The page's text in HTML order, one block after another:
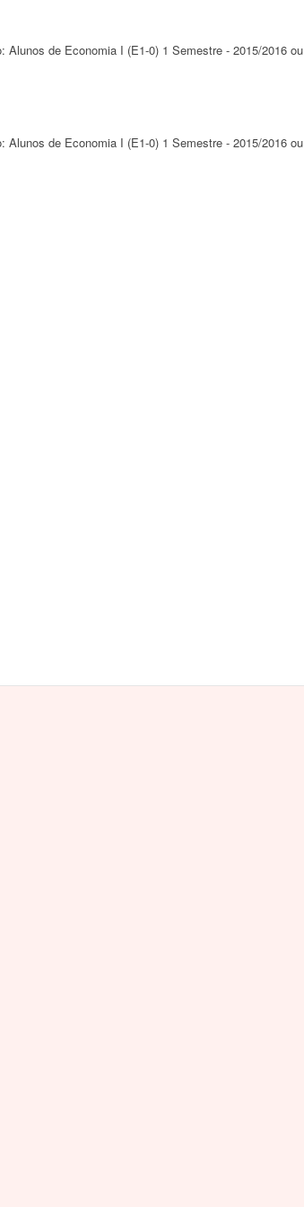
de Economia I (E1-0) 1 Semestre - 2015/2016 ou
de Economia I (E1-0) 1 Semestre - 2015/2016 ou